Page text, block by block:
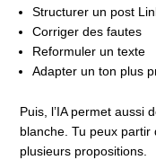
Structurer un post
Corriger des fautes
Reformuler un texte
Adapter un ton plus
Puis, l’IA permet aussi
blanche. Tu peux partir
plusieurs propositions.